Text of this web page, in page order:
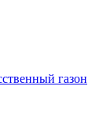
газон